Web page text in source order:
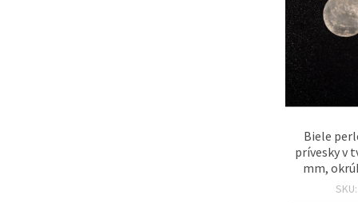
Biele
prívesky v
mm,
prírodnej
SKU: